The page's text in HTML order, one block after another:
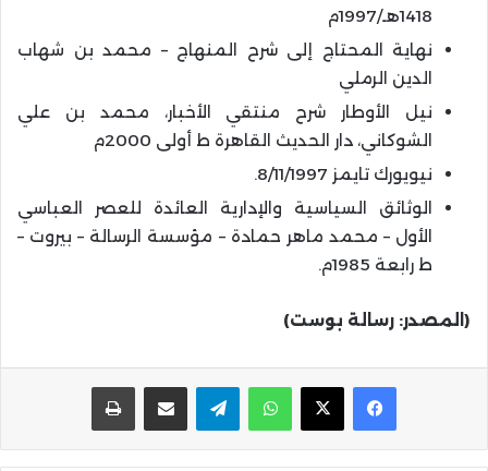
1418هـ/1997م
نهاية المحتاج إلى شرح المنهاج – محمد بن شهاب
الدين الرملي
نيل الأوطار شرح منتقي الأخبار، محمد بن علي
الشوكاني، دار الحديث القاهرة ط أولى 2000م
نيويورك تايمز 8/11/1997.
الوثائق السياسية والإدارية العائدة للعصر العباسي
الأول – محمد ماهر حمادة – مؤسسة الرسالة – بيروت –
ط رابعة 1985م.
(المصدر: رسالة بوست)
واتساب تيلقرام مشاركة عبر البريد